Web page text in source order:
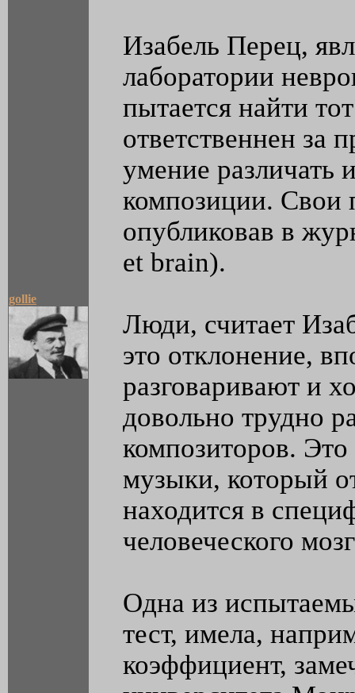
gollie
Изабель Перец,
лаборатории
пытается найти
ответственнен за
умение различать
композиции. Свои
опубликовав в
et brain).
Люди, считает
это отклонение,
разговаривают и
довольно трудно
композиторов. Это
музыки, который
находится в
человеческого
Одна из
тест, имела,
коэффициент,